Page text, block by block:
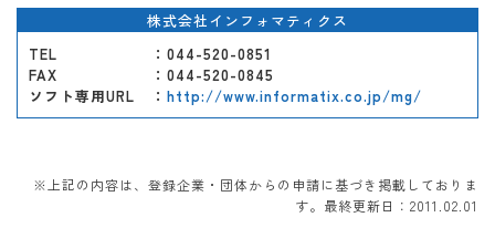
株式会社インフォマティクス
TEL
：044-520-0851
FAX
：044-520-0845
ソフト専用URL
： http://www.informatix.co.jp/mg/
※上記の内容は、登録企業・団体からの申請に基づき掲載しておりま
す。最終更新日：2011.02.01